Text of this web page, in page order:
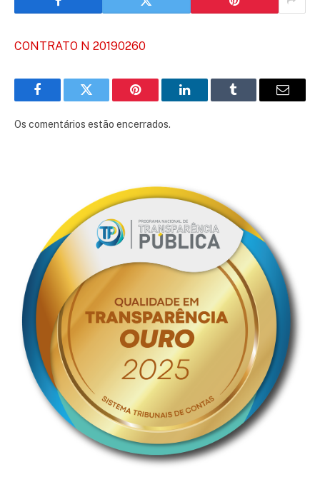
CONTRATO N 20190260
FacebookTwitter Pinterest LinkedInTumblr
E-
Os comentários estão encerrados.